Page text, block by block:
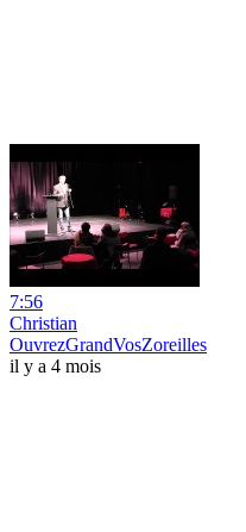
7:56
Christian
OuvrezGrandVosZoreilles
il y a 4 mois